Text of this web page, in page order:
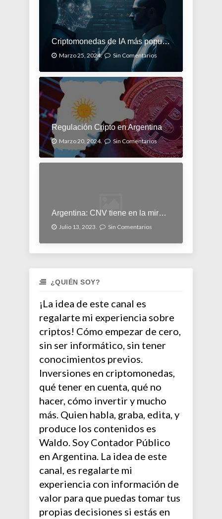
Criptomonedas de IA más populares
Marzo 25, 2024. Sin Comentarios
Regulación Cripto en Argentina
Marzo 20, 2024. Sin Comentarios
Argentina: CNV tiene en la mira las cripto
Julio 13, 2023. Sin Comentarios
¿QUIÉN SOY?
¡La idea de este canal es
regalarte mi experiencia sobre
criptos! Cómo empezar de cero,
sin ser informático, sin tener
conocimientos previos.
Inversiones en criptomonedas,
qué tener en cuenta, qué no
hacer, cómo invertir y mucho
más. Quien habla, graba, edita, y
produce los contenidos es
Waldo. Soy Contador Público
en Argentina. La idea de este
canal, es regalarte mi
experiencia con información de
valor para que puedas tomar tus
propias decisiones si estás en